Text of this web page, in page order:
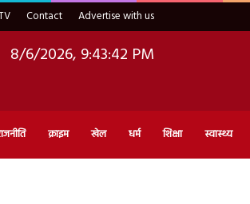
Contact Advertise with us
8/6/2026, 9:43:43 PM
क्राइम खेल धर्म शिक्षा स्वास्थ्य